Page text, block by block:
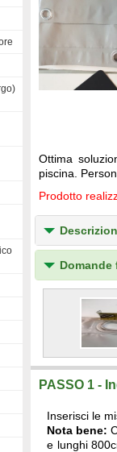
Ottima
piscina.
Prodotto
PASSO 1 -
Inserisci le
Nota bene:
e lunghi